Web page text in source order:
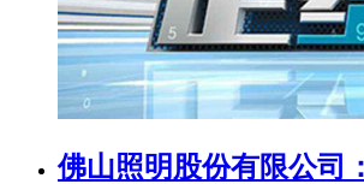
佛山照明股份有限公司